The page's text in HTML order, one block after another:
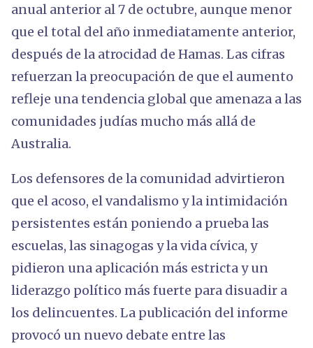
anual anterior al 7 de octubre, aunque menor
que el total del año inmediatamente anterior,
después de la atrocidad de Hamas. Las cifras
refuerzan la preocupación de que el aumento
refleje una tendencia global que amenaza a las
comunidades judías mucho más allá de
Australia.
Los defensores de la comunidad advirtieron
que el acoso, el vandalismo y la intimidación
persistentes están poniendo a prueba las
escuelas, las sinagogas y la vida cívica, y
pidieron una aplicación más estricta y un
liderazgo político más fuerte para disuadir a
los delincuentes. La publicación del informe
provocó un nuevo debate entre las